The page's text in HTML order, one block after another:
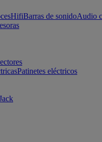
HifiBarras de sonidoAudio
Patinetes eléctricos